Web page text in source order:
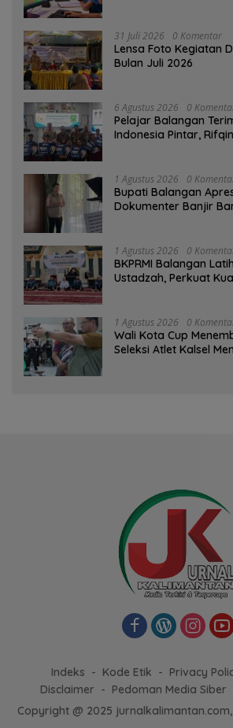
31 Juli 2026 0 Komentar
Lensa Foto Kegiatan
Bulan Juli 2026
6 Agustus 2026 0
Pelajar Balangan
Indonesia Pintar,
1 Agustus 2026 0
Bupati Balangan
Dokumenter Banjir
1 Agustus 2026 0
BKPRMI Balangan
Ustadzah, Perkuat
1 Agustus 2026 0
Wali Kota Cup
Seleksi Atlet Kalsel
Indeks Kode Etik Privacy
Disclaimer
Pedoman Media Siber
Copyright @ 2025